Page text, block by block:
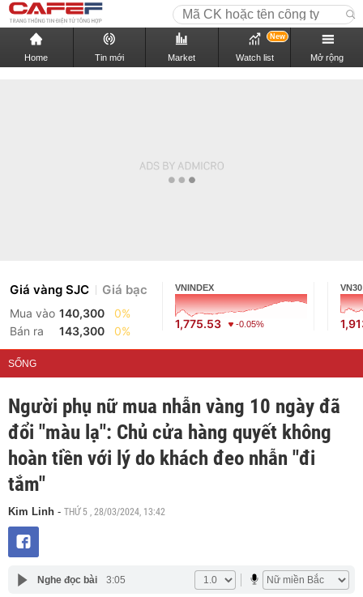
Home Tin mới Market Watch list
New
Mở rộng
Giá vàng SJC Giá bạc
Mua vào 140,300
0%
Bán ra
143,300 0%
VNINDEX
1,775.53 -0.05%
VN30
SỐNG
Người phụ nữ mua nhẫn vàng 10 ngày đã
đổi "màu lạ": Chủ cửa hàng quyết không
hoàn tiền với lý do khách đeo nhẫn "đi
tắm"
Kim Linh - THỨ 5 , 28/03/2024, 13:42
Nghe đọc bài 3:05